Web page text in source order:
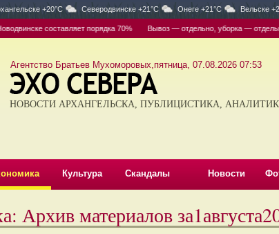
+20°C Северодвинске +21°C Онеге +21°C Вельске
составляет порядка 70% Вывоз — отдельно, уборка —
Агентство Братьев Мухоморовых,пятница, 07.08.2026 07:53
НОВОСТИ АРХАНГЕЛЬСКА, ПУБЛИЦИСТИКА,
Культура Скандалы Новости
Архив материалов